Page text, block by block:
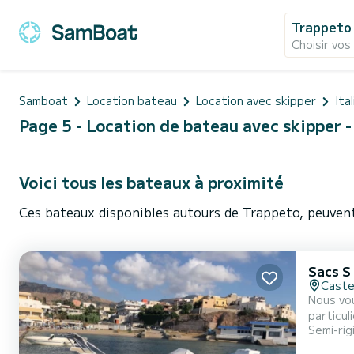
Trappeto
Choisir
Samboat Location bateau Location avec skipper
Page 5 - Location de bateau avec skipper
Voici tous les bateaux à proximité
Ces bateaux disponibles autours de Trappeto,
Sacs
Nous vous
particulière,
performances vives
Semi-